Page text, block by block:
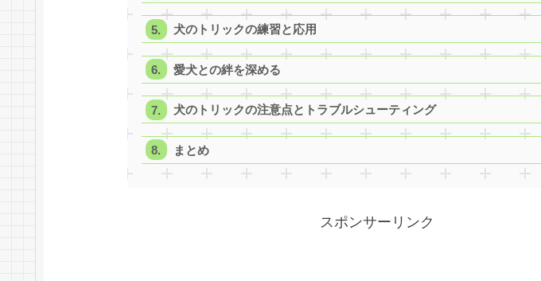
犬のトリックの練習と応用
愛犬との絆を深める
犬のトリックの注意点とトラブルシューティング
まとめ
スポンサーリンク